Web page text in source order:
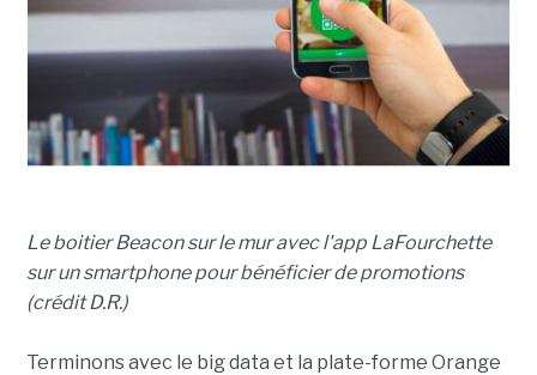
Le boitier Beacon sur le mur avec l'app LaFourchette
sur un smartphone pour bénéficier de promotions
(crédit D.R.)
Terminons avec le big data et la plate-forme Orange